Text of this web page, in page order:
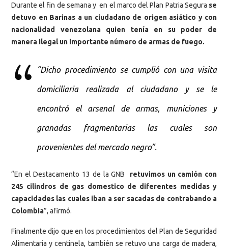
Durante el fin de semana y en el marco del Plan Patria Segura se
detuvo en Barinas a un ciudadano de origen asiático y con
nacionalidad venezolana quien tenía en su poder de
manera ilegal un importante número de armas de fuego.
“Dicho procedimiento se cumplió con una visita
domiciliaria realizada al ciudadano y se le
encontró el arsenal de armas, municiones y
granadas fragmentarias las cuales son
provenientes del mercado negro”.
“En el Destacamento 13 de la GNB
retuvimos un camión con
245 cilindros de gas domestico de diferentes medidas y
capacidades las cuales iban a ser sacadas de contrabando a
Colombia”, afirmó.
Finalmente dijo que en los procedimientos del Plan de Seguridad
Alimentaria y centinela, también se retuvo una carga de madera,